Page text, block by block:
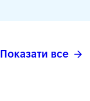
Показати все